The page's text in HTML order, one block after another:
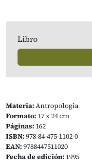
Materia:Antropologia
Formato: 17 x 24 cm
Páginas: 162
ISBN:978-84-475-1102-0
EAN:9788447511020
Fecha de edición: 1995
Libro